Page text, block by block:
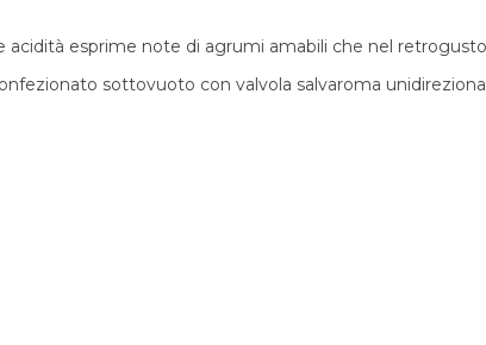
esprime note di agrumi amabili che nel
sottovuoto con valvola salvaroma